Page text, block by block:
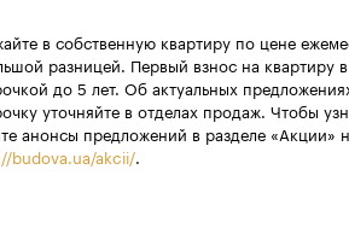
в собственную квартиру по цене
разницей. Первый взнос на квартиру
до 5 лет. Об актуальных
уточняйте в отделах продаж. Чтобы
анонсы предложений в разделе «Акции»
budova.ua/akcii/.